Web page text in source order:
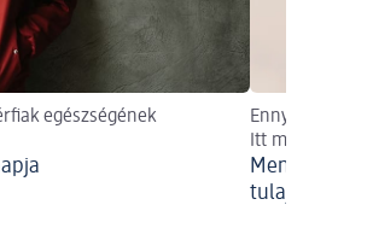
egészségének
Ennyire
Itt mindent
Mennyire